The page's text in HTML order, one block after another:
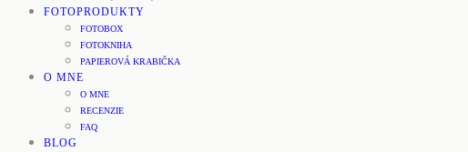
FOTOPRODUKTY
FOTOBOX
FOTOKNIHA
PAPIEROVÁ KRABIČKA
O MNE
O MNE
RECENZIE
FAQ
BLOG